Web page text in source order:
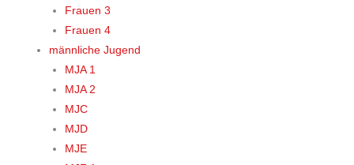
Frauen 3
Frauen 4
männliche Jugend
MJA 1
MJA 2
MJC
MJD
MJE